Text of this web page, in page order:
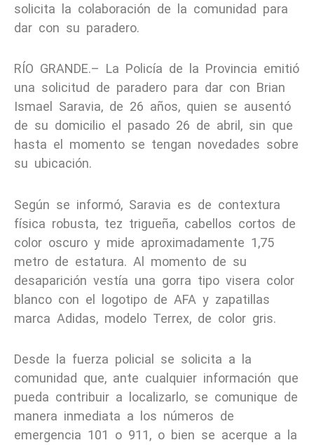
solicita la colaboración de la comunidad para
dar con su paradero.
RÍO GRANDE.– La Policía de la Provincia emitió
una solicitud de paradero para dar con Brian
Ismael Saravia, de 26 años, quien se ausentó
de su domicilio el pasado 26 de abril, sin que
hasta el momento se tengan novedades sobre
su ubicación.
Según se informó, Saravia es de contextura
física robusta, tez trigueña, cabellos cortos de
color oscuro y mide aproximadamente 1,75
metro de estatura. Al momento de su
desaparición vestía una gorra tipo visera color
blanco con el logotipo de AFA y zapatillas
marca Adidas, modelo Terrex, de color gris.
Desde la fuerza policial se solicita a la
comunidad que, ante cualquier información que
pueda contribuir a localizarlo, se comunique de
manera inmediata a los números de
emergencia 101 o 911, o bien se acerque a la